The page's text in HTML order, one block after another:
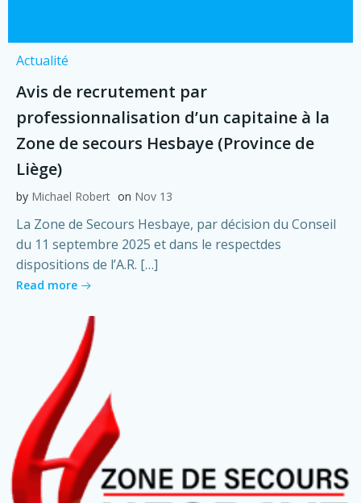
Actualité
Avis de recrutement par
professionnalisation d’un capitaine à la
Zone de secours Hesbaye (Province de
Liège)
by Michael Robert on Nov 13
La Zone de Secours Hesbaye, par décision du Conseil
du 11 septembre 2025 et dans le respectdes
dispositions de l’A.R. […]
Read more